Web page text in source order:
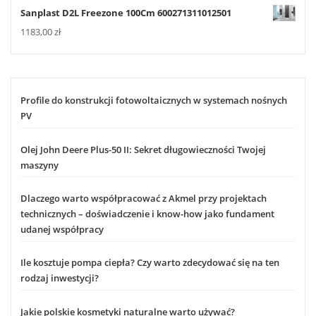
Sanplast D2L Freezone 100Cm 600271311012501
1183,00zł
Profile do konstrukcji fotowoltaicznych w systemach nośnych
PV
Olej John Deere Plus-50 II: Sekret długowieczności Twojej
maszyny
Dlaczego warto współpracować z Akmel przy projektach
technicznych – doświadczenie i know-how jako fundament
udanej współpracy
Ile kosztuje pompa ciepła? Czy warto zdecydować się na ten
rodzaj inwestycji?
Jakie polskie kosmetyki naturalne warto używać?